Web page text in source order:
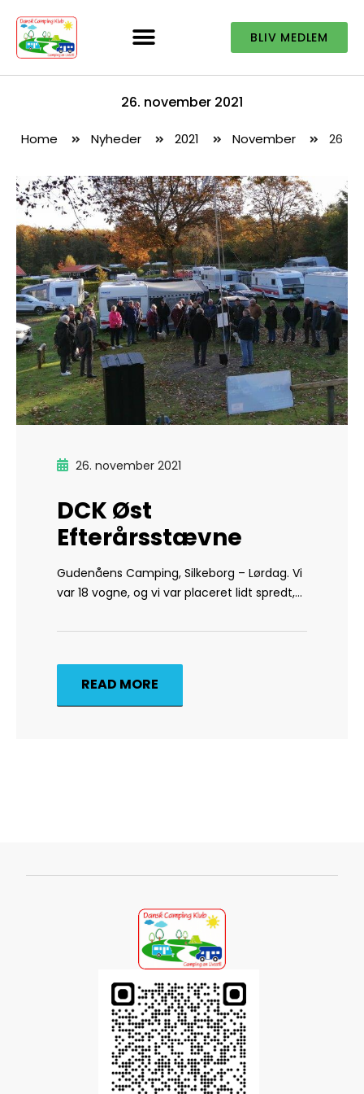
BLIV MEDLEM
26. november 2021
Home Nyheder 2021 november 26
26. november 2021
DCK Øst
Efterårsstævne
Gudenåens Camping, Silkeborg – Lørdag. Vi
var 18 vogne, og vi var placeret lidt spredt,…
READ MORE